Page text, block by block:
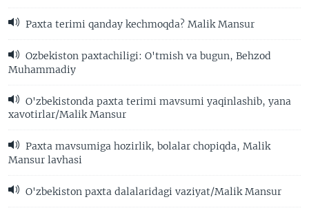
Paxta terimi qanday kechmoqda? Malik Mansur
Ozbekiston paxtachiligi: O'tmish va bugun, Behzod
Muhammadiy
O'zbekistonda paxta terimi mavsumi yaqinlashib, yana
xavotirlar/Malik Mansur
Paxta mavsumiga hozirlik, bolalar chopiqda, Malik
Mansur lavhasi
O'zbekiston paxta dalalaridagi vaziyat/Malik Mansur